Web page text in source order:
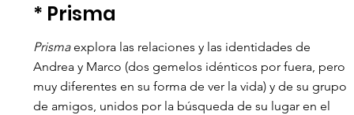
* Prisma
Prisma explora las relaciones y las identidades de
Andrea y Marco (dos gemelos idénticos por fuera, pero
muy diferentes en su forma de ver la vida) y de su grupo
de amigos, unidos por la búsqueda de su lugar en el